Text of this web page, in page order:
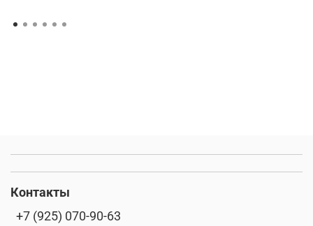
Контакты
+7 (925) 070-90-63